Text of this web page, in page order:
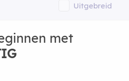
Uitgebreid
met